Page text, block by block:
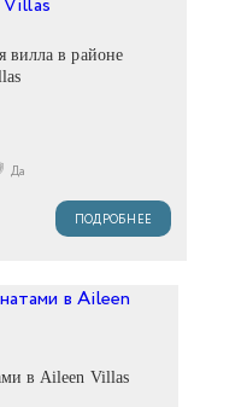
вилла в районе
Да
ПОДРОБНЕЕ
в Aileen Villas